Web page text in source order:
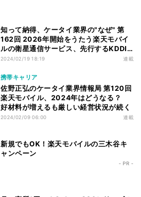
知って納得、ケータイ業界の"なぜ" 第
162回 2026年開始をうたう楽天モバイ
ルの衛星通信サービス、先行するKDDI
に対する優位性は
2024/02/19 18:19 連載
携帯キャリア
佐野正弘のケータイ業界情報局 第120回
楽天モバイル、2024年はどうなる？
好材料が増えるも厳しい経営状況が続く
2024/02/09 06:00 連載
新規でもOK！楽天モバイルの三木谷キ
ャンペーン
- PR -